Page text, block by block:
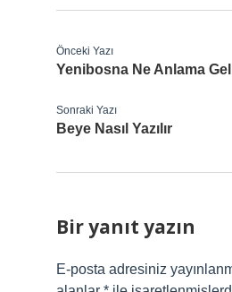
Önceki Yazı
Yenibosna Ne Anlama
Sonraki Yazı
Beye Nasıl Yazılır
Bir yanıt yazın
E-posta adresiniz